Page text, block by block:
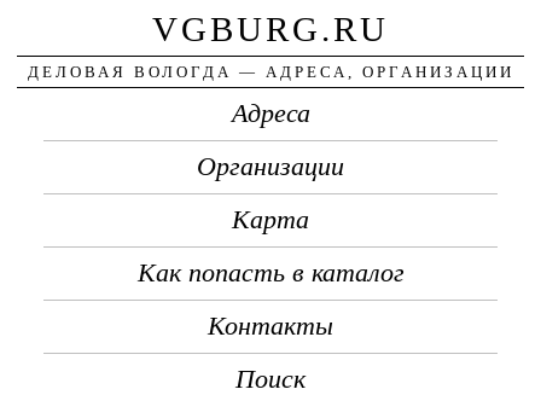
VGBURG.RU
ДЕЛОВАЯ ВОЛОГДА — АДРЕСА, ОРГАНИЗАЦИИ
Адреса
Организации
Карта
Как попасть в каталог
Контакты
Поиск